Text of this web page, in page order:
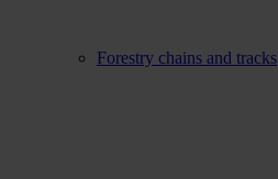
Forestry chains and tracks